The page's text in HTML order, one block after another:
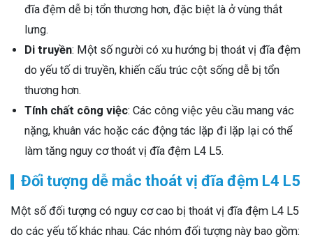
đĩa đệm dễ bị tổn thương hơn, đặc biệt là ở vùng thắt
lưng.
Di truyền: Một số người có xu hướng bị thoát vị đĩa đệm
do yếu tố di truyền, khiến cấu trúc cột sống dễ bị tổn
thương hơn.
Tính chất công việc: Các công việc yêu cầu mang vác
nặng, khuân vác hoặc các động tác lặp đi lặp lại có thể
làm tăng nguy cơ thoát vị đĩa đệm L4 L5.
Đối tượng dễ mắc thoát vị đĩa đệm L4 L5
Một số đối tượng có nguy cơ cao bị thoát vị đĩa đệm L4 L5
do các yếu tố khác nhau. Các nhóm đối tượng này bao gồm: